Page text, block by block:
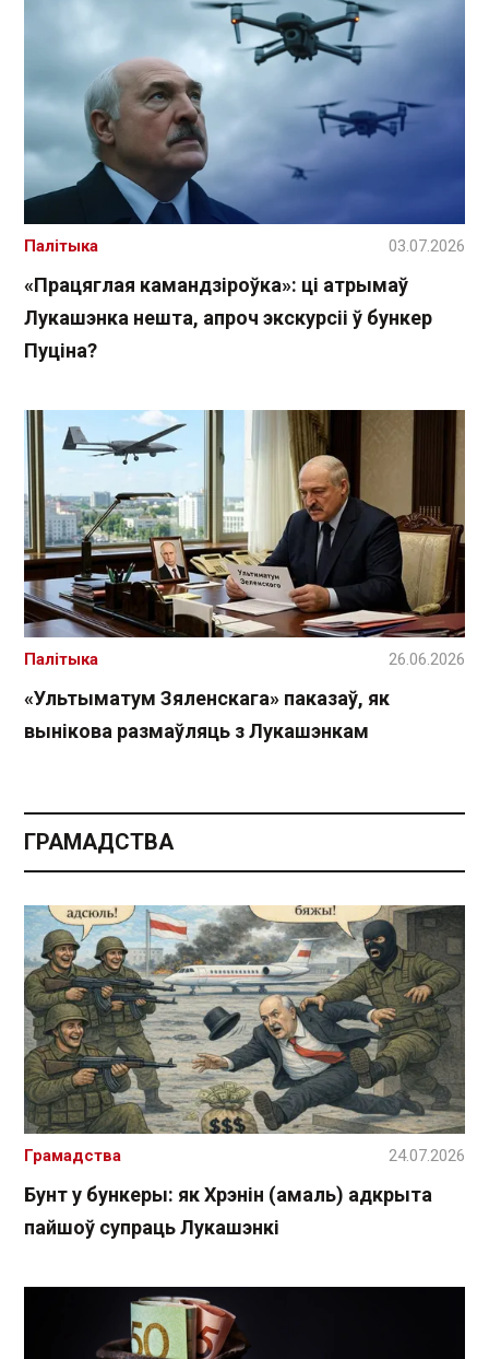
«Працяглая камандзіроўка»: ці атрымаў
Лукашэнка нешта, апроч экскурсіі ў бункер
Пуціна?
Палітыка 03.07.2026
«Ультыматум Зяленскага» паказаў, як
вынікова размаўляць з Лукашэнкам
Палітыка 26.06.2026
ГРАМАДСТВА
Бунт у бункеры: як Хрэнін (амаль) адкрыта
пайшоў супраць Лукашэнкі
Грамадства 24.07.2026